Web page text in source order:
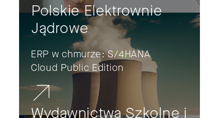
Polskie Elektrownie
Jądrowe
ERP w chmurze: S/4HANA
Cloud Public Edition
Wydawnictwa Szkolne i